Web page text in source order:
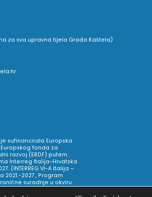
za sva upravna tijela Grada Kaštela)
sufinancirala Europska
fonda za
razvoj (ERDF) putem
Interreg Italija-Hrvatska
(INTERREG VI-A Italija –
2021.-2027., Program
suradnje u okviru